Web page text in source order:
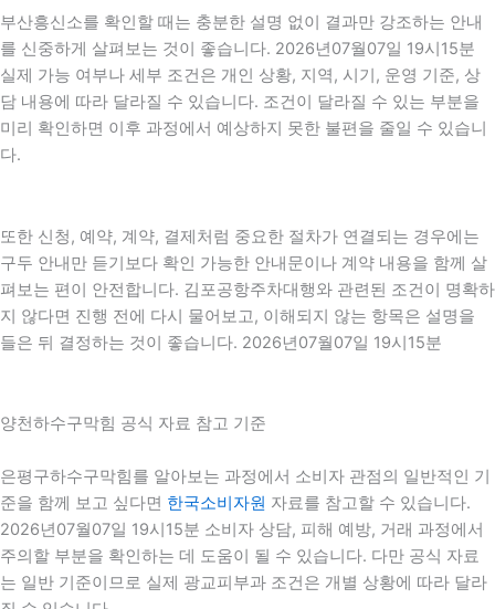
부산흥신소를 확인할 때는 충분한 설명 없이 결과만 강조하는 안내
를 신중하게 살펴보는 것이 좋습니다. 2026년07월07일 19시15분
실제 가능 여부나 세부 조건은 개인 상황, 지역, 시기, 운영 기준, 상
담 내용에 따라 달라질 수 있습니다. 조건이 달라질 수 있는 부분을
미리 확인하면 이후 과정에서 예상하지 못한 불편을 줄일 수 있습니
다.
또한 신청, 예약, 계약, 결제처럼 중요한 절차가 연결되는 경우에는
구두 안내만 듣기보다 확인 가능한 안내문이나 계약 내용을 함께 살
펴보는 편이 안전합니다. 김포공항주차대행와 관련된 조건이 명확하
지 않다면 진행 전에 다시 물어보고, 이해되지 않는 항목은 설명을
들은 뒤 결정하는 것이 좋습니다. 2026년07월07일 19시15분
양천하수구막힘 공식 자료 참고 기준
은평구하수구막힘를 알아보는 과정에서 소비자 관점의 일반적인 기
준을 함께 보고 싶다면 한국소비자원 자료를 참고할 수 있습니다.
2026년07월07일 19시15분 소비자 상담, 피해 예방, 거래 과정에서
주의할 부분을 확인하는 데 도움이 될 수 있습니다. 다만 공식 자료
는 일반 기준이므로 실제 광교피부과 조건은 개별 상황에 따라 달라